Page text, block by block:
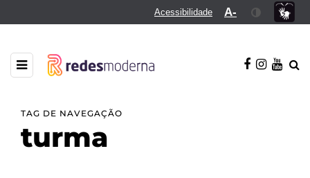
Acessibilidade A-
TAG DE NAVEGAÇÃO
turma